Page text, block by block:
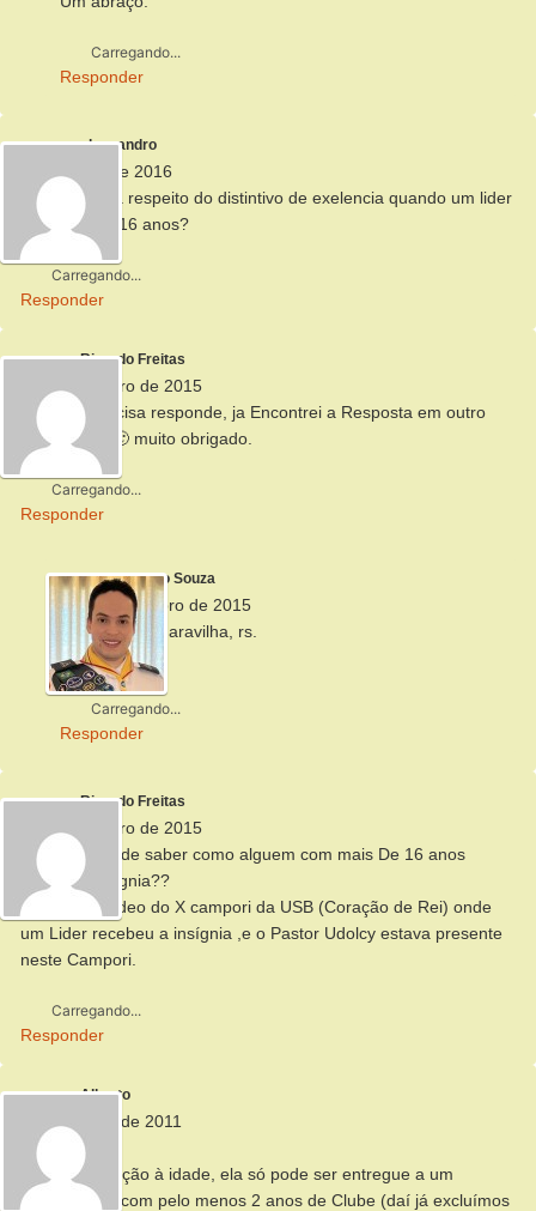
Carregando...
Responder
alessandro
27 de maio de 2016
como se dá a respeito do distintivo de exelencia quando um lider
tem mais de 16 anos?
Carregando...
Responder
Ricardo Freitas
9 de novembro de 2015
Rsr. Nao precisa responde, ja Encontrei a Resposta em outro
Post de vcs 🙂 muito obrigado.
Carregando...
Responder
Alberto Souza
10 de dezembro de 2015
Oi, Ricardo, maravilha, rs.
Um abraço.
Carregando...
Responder
Ricardo Freitas
9 de novembro de 2015
Olá, gostsria de saber como alguem com mais De 16 anos
recebe a insígnia??
Pois vi Um video do X campori da USB (Coração de Rei) onde
um Lider recebeu a insígnia ,e o Pastor Udolcy estava presente
neste Campori.
Carregando...
Responder
Alberto
24 de março de 2011
Oi Gilberto,
Bem, em relação à idade, ela só pode ser entregue a um
desbravador com pelo menos 2 anos de Clube (daí já excluímos